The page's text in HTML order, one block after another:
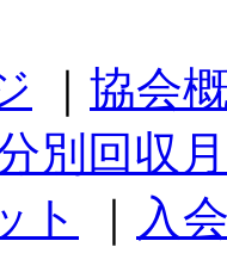
協会
別回収
ト
入